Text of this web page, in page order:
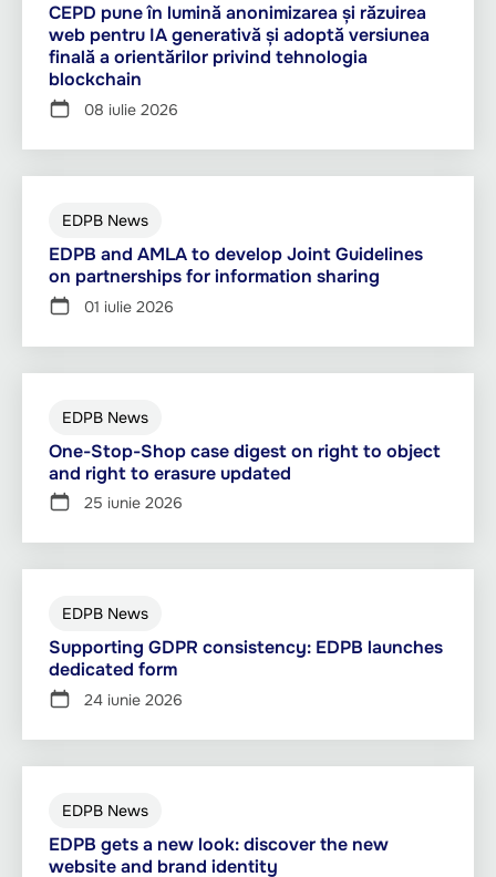
CEPD pune în lumină anonimizarea și răzuirea
web pentru IA generativă și adoptă versiunea
finală a orientărilor privind tehnologia
blockchain
08 iulie 2026
EDPB News
EDPB and AMLA to develop Joint Guidelines
on partnerships for information sharing
01 iulie 2026
EDPB News
One-Stop-Shop case digest on right to object
and right to erasure updated
25 iunie 2026
EDPB News
Supporting GDPR consistency: EDPB launches
dedicated form
24 iunie 2026
EDPB News
EDPB gets a new look: discover the new
website and brand identity